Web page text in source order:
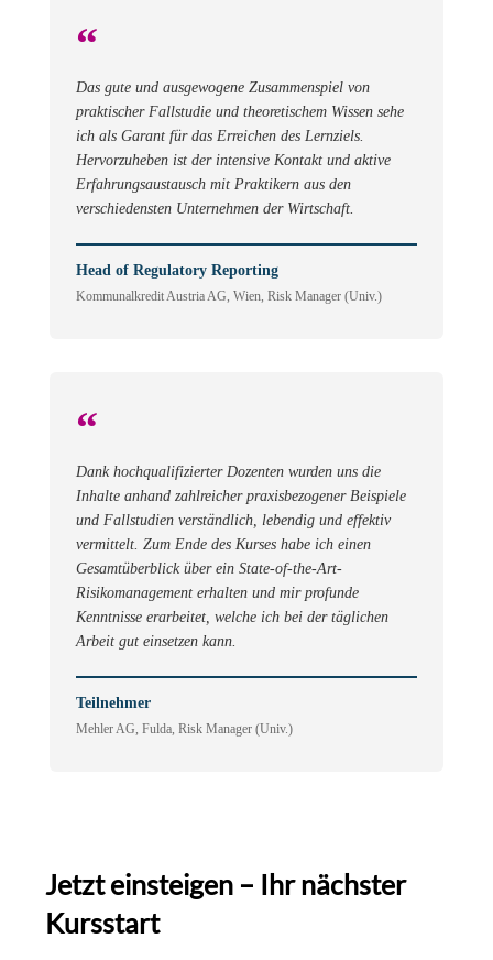
“
Das gute und ausgewogene Zusammenspiel von
praktischer Fallstudie und theoretischem Wissen sehe
ich als Garant für das Erreichen des Lernziels.
Hervorzuheben ist der intensive Kontakt und aktive
Erfahrungsaustausch mit Praktikern aus den
verschiedensten Unternehmen der Wirtschaft.
Head of Regulatory Reporting
Kommunalkredit Austria AG, Wien, Risk Manager (Univ.)
“
Dank hochqualifizierter Dozenten wurden uns die
Inhalte anhand zahlreicher praxisbezogener Beispiele
und Fallstudien verständlich, lebendig und effektiv
vermittelt. Zum Ende des Kurses habe ich einen
Gesamtüberblick über ein State-of-the-Art-
Risikomanagement erhalten und mir profunde
Kenntnisse erarbeitet, welche ich bei der täglichen
Arbeit gut einsetzen kann.
Teilnehmer
Mehler AG, Fulda, Risk Manager (Univ.)
Jetzt einsteigen – Ihr nächster
Kursstart